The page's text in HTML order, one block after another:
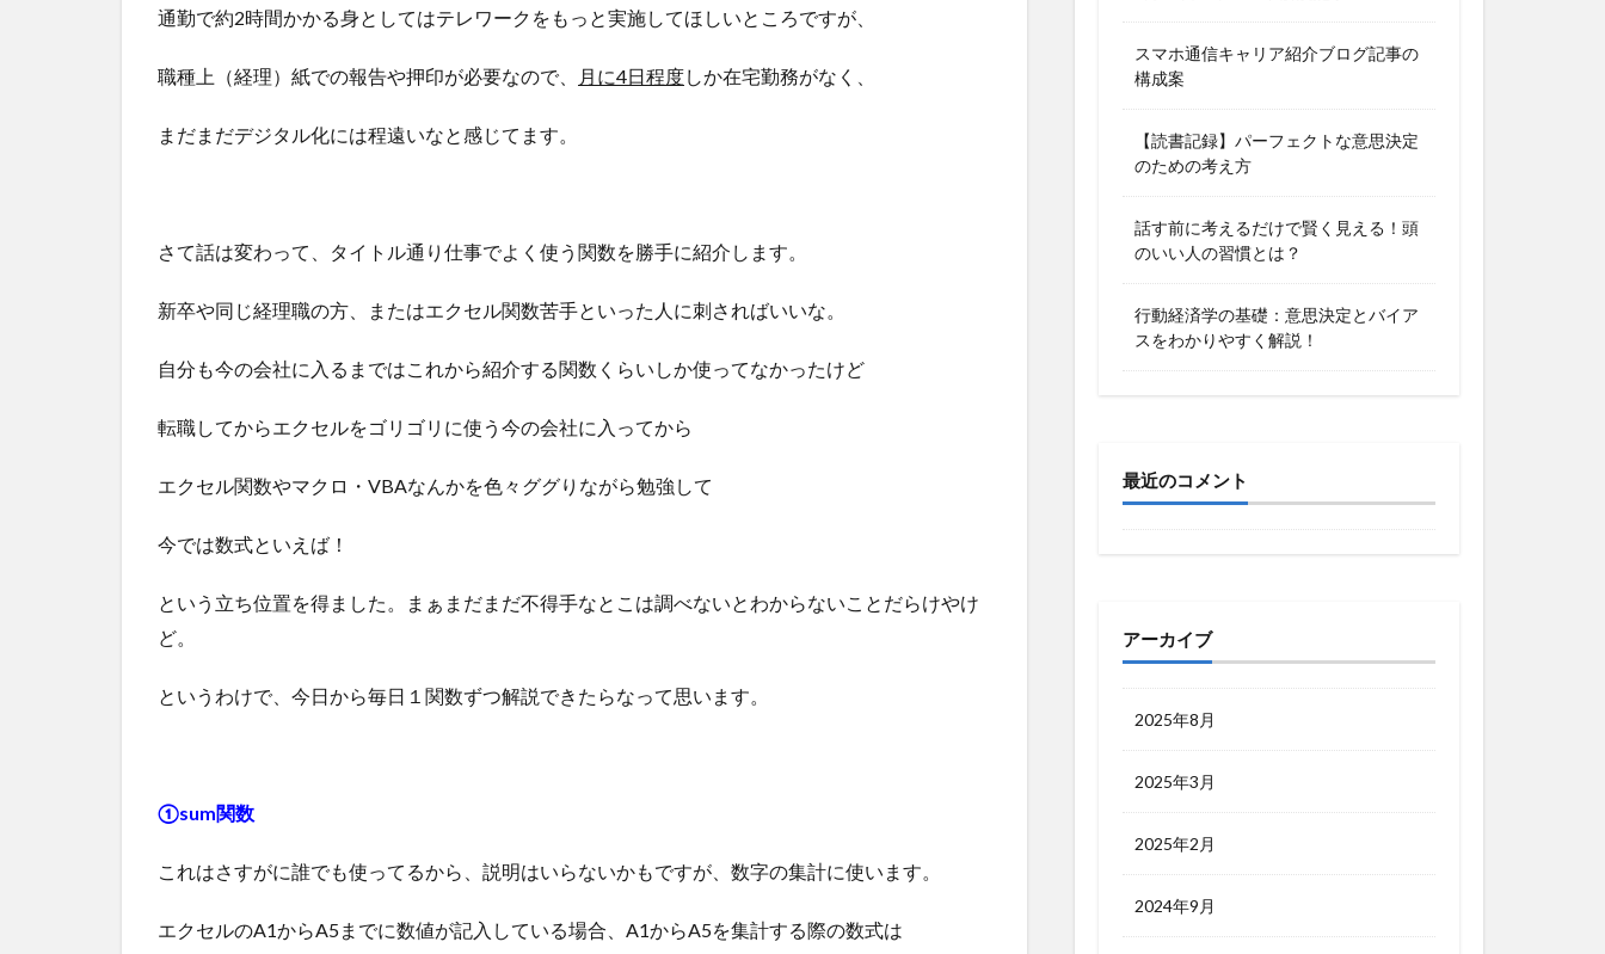
通勤で約2時間かかる身としてはテレワークをもっと実施してほしいところですが、
職種上（経理）紙での報告や押印が必要なので、 月に4日程度しか在宅勤務がなく、
まだまだデジタル化には程遠いなと感じてます。
さて話は変わって、タイトル通り仕事でよく使う関数を勝手に紹介します。
新卒や同じ経理職の方、またはエクセル関数苦手といった人に刺さればいいな。
自分も今の会社に入るまではこれから紹介する関数くらいしか使ってなかったけど
転職してからエクセルをゴリゴリに使う今の会社に入ってから
エクセル関数やマクロ・VBAなんかを色々ググりながら勉強して
今では数式といえば！
という立ち位置を得ました。まぁまだまだ不得手なとこは調べないとわからないことだらけやけ
ど。
というわけで、今日から毎日１関数ずつ解説できたらなって思います。
①sum関数
これはさすがに誰でも使ってるから、説明はいらないかもですが、数字の集計に使います。
エクセルのA1からA5までに数値が記入している場合、A1からA5を集計する際の数式は
スマホ通信キャリア紹介ブログ記事の
構成案
【読書記録】パーフェクトな意思決定
のための考え方
話す前に考えるだけで賢く見える！頭
のいい人の習慣とは？
行動経済学の基礎：意思決定とバイア
スをわかりやすく解説！
最近のコメント
アーカイブ
2025年8月
2025年3月
2025年2月
2024年9月